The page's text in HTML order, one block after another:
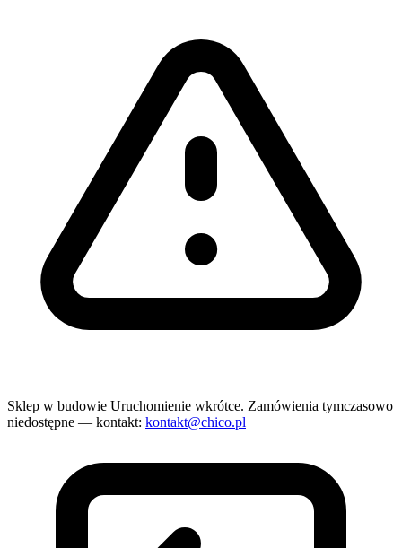
Sklep w budowie Uruchomienie wkrótce. Zamówienia tymczasowo
niedostępne — kontakt: kontakt@chico.pl